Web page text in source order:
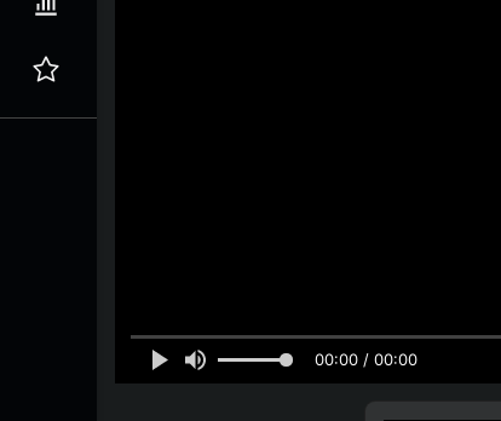
00:00 / 00:00